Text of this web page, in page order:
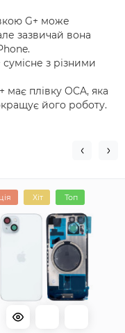
G+ може
зазвичай вона
сумісне з різними
має плівку OCA, яка
його роботу.
Хіт Топ